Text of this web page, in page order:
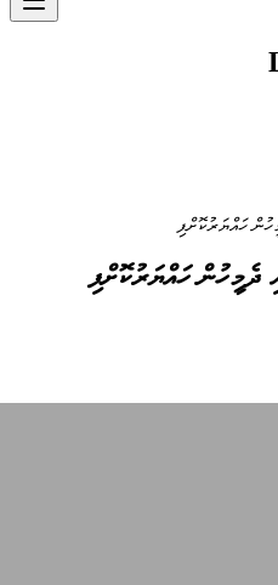
ހައްޔަރުކޮށްފި
ދެމީހުން ހައްޔަރުކޮށްފި